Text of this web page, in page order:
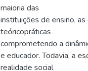
maioria das
instituições de ensino,
teóricopráticas
comprometendo a
e educador. Todavia, a
realidade social